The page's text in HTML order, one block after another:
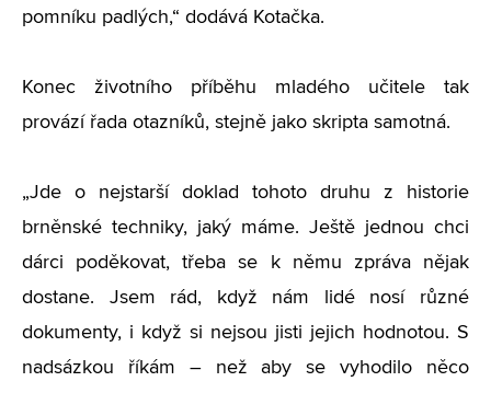
pomníku padlých,“ dodává Kotačka.
Konec životního příběhu mladého učitele tak
provází řada otazníků, stejně jako skripta samotná.
„Jde o nejstarší doklad tohoto druhu z historie
brněnské techniky, jaký máme. Ještě jednou chci
dárci poděkovat, třeba se k němu zpráva nějak
dostane. Jsem rád, když nám lidé nosí různé
dokumenty, i když si nejsou jisti jejich hodnotou. S
nadsázkou říkám – než aby se vyhodilo něco